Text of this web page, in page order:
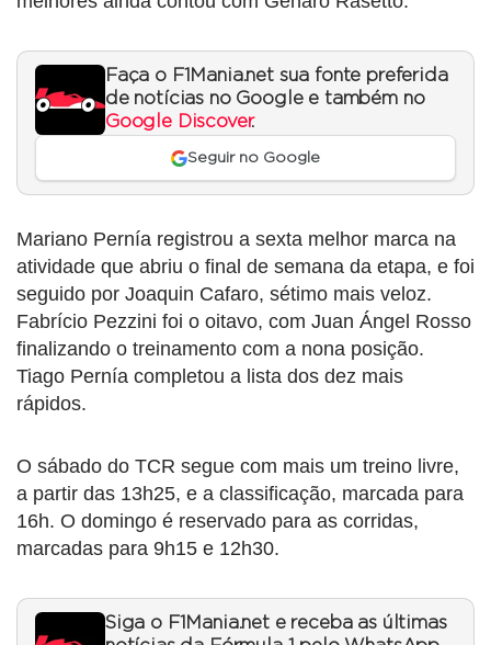
Faça o F1Mania.net sua fonte preferida
de notícias no Google e também no
Google Discover.
Seguir no Google
Mariano Pernía registrou a sexta melhor marca na
atividade que abriu o final de semana da etapa, e foi
seguido por Joaquin Cafaro, sétimo mais veloz.
Fabrício Pezzini foi o oitavo, com Juan Ángel Rosso
finalizando o treinamento com a nona posição.
Tiago Pernía completou a lista dos dez mais
rápidos.
O sábado do TCR segue com mais um treino livre,
a partir das 13h25, e a classificação, marcada para
16h. O domingo é reservado para as corridas,
marcadas para 9h15 e 12h30.
Siga o F1Mania.net e receba as últimas